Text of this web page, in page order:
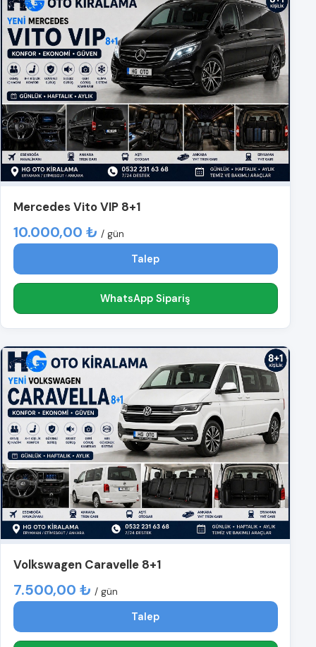
Mercedes Vito VIP 8+1
10.000,00 ₺ / gün
Talep
WhatsApp Sipariş
Volkswagen Caravelle 8+1
7.500,00 ₺ / gün
Talep